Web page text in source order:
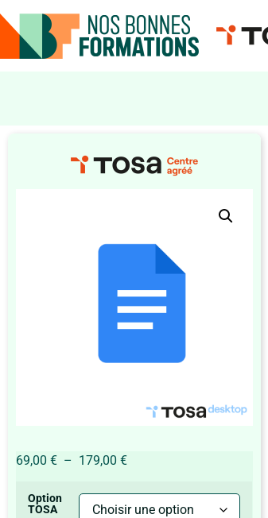
69,00 € – 179,00 €
Option
TOSA